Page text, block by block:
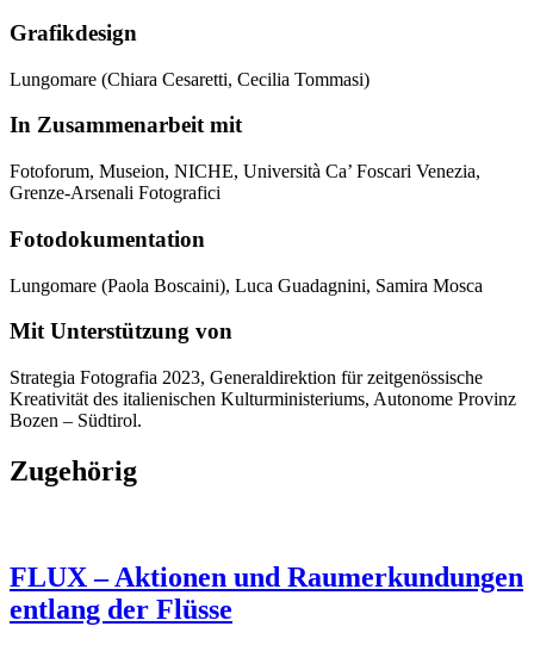
Grafikdesign
Lungomare (Chiara Cesaretti, Cecilia Tommasi)
In Zusammenarbeit mit
Fotoforum, Museion, NICHE, Università Ca’ Foscari Venezia,
Grenze-Arsenali Fotografici
Fotodokumentation
Lungomare (Paola Boscaini), Luca Guadagnini, Samira Mosca
Mit Unterstützung von
Strategia Fotografia 2023, Generaldirektion für zeitgenössische
Kreativität des italienischen Kulturministeriums, Autonome Provinz
Bozen – Südtirol.
Zugehörig
FLUX – Aktionen und Raumerkundungen
entlang der Flüsse